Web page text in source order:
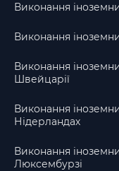
Виконання
Виконання
Виконання
Швейцарії
Виконання
Нідерландах
Виконання
Люксембурзі